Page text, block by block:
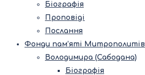
Біографія
Проповіді
Послання
Фонди пам’яті Митрополитів
Володимира (Сабодана)
Біографія